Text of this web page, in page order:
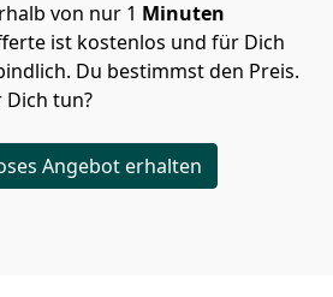
von nur 1 Minuten
ist kostenlos und für Dich
Du bestimmst den Preis.
tun?
Angebot erhalten